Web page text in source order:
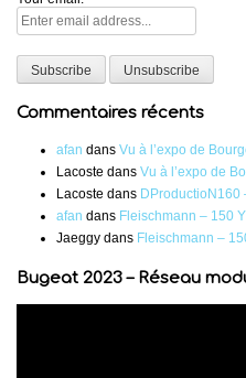
Commentaires récents
afan dans Vu à l’expo de
Lacoste dans Vu à l’expo de
Lacoste dans DProductioN160
afan dans Fleischmann – 150
Jaeggy dans Fleischmann –
Bugeat 2023 – Réseau